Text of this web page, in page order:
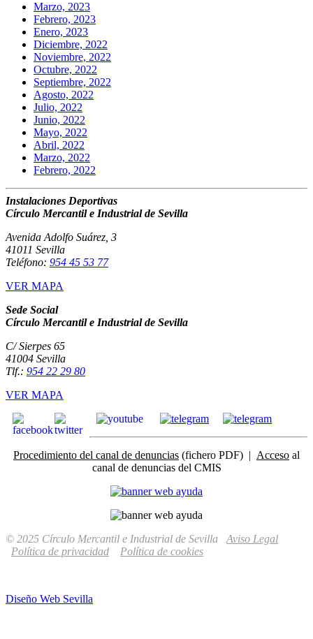
Marzo, 2023
Febrero, 2023
Enero, 2023
Diciembre, 2022
Noviembre, 2022
Octubre, 2022
Septiembre, 2022
Agosto, 2022
Julio, 2022
Junio, 2022
Mayo, 2022
Abril, 2022
Marzo, 2022
Febrero, 2022
Instalaciones Deportivas
Círculo Mercantil e Industrial de Sevilla
Avenida Adolfo Suárez, 3
41011 Sevilla
Teléfono: 954 45 53 77
VER MAPA
Sede Social
Círculo Mercantil e Industrial de Sevilla
C/ Sierpes 65
41004 Sevilla
Tlf.: 954 22 29 80
VER MAPA
Procedimiento del canal de denuncias (fichero PDF) | Acceso al
canal de denuncias del CMIS
© 2025 Círculo Mercantil e Industrial de Sevilla Aviso Legal
Política de privacidad
Política de cookies
Diseño Web Sevilla